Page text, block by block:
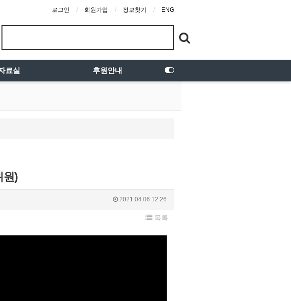
로그인 회원가입 정보찾기 ENG
료실 후원안내
원)
2021.04.06 12:26
목록